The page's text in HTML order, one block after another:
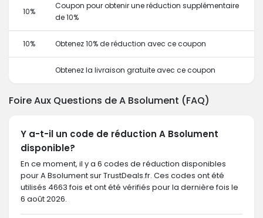
10%
Coupon pour obtenir une réduction supplémentaire
de 10%
10% Obtenez 10% de réduction avec ce coupon
Obtenez la livraison gratuite avec ce coupon
Foire Aux Questions de A Bsolument (FAQ)
Y a-t-il un code de réduction A Bsolument
disponible?
En ce moment, il y a 6 codes de réduction disponibles
pour A Bsolument sur TrustDeals.fr. Ces codes ont été
utilisés 4663 fois et ont été vérifiés pour la dernière fois le
6 août 2026.